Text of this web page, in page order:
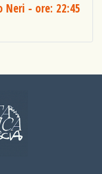
Neri - ore: 22:45